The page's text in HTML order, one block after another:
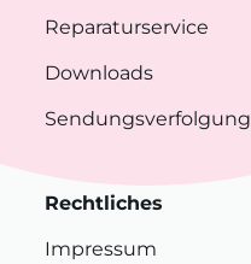
Reparaturservice
Downloads
Sendungsverfolgung
Rechtliches
Impressum